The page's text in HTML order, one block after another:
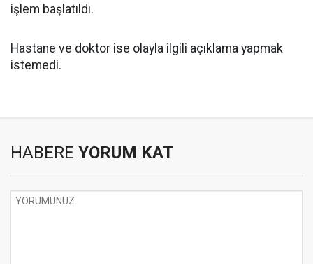
işlem başlatıldı.
Hastane ve doktor ise olayla ilgili açıklama yapmak
istemedi.
HABERE YORUM KAT